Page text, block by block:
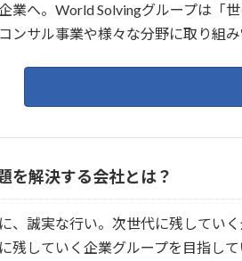
業へ。World Solvingグループは「
ンサル事業や様々な分野に取り組
を解決する会社とは？
、誠実な行い。次世代に残してい
残していく企業グループを目指し